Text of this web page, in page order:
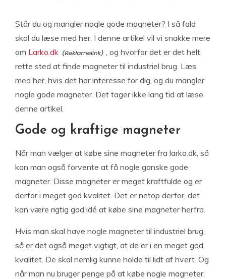
Står du og mangler nogle gode magneter? I så fald
skal du læse med her. I denne artikel vil vi snakke mere
om Larko.dk
, og hvorfor det er det helt
rette sted at finde magneter til industriel brug. Læs
med her, hvis det har interesse for dig, og du mangler
nogle gode magneter. Det tager ikke lang tid at læse
denne artikel.
Gode og kraftige magneter
Når man vælger at købe sine magneter fra larko.dk, så
kan man også forvente at få nogle ganske gode
magneter. Disse magneter er meget kraftfulde og er
derfor i meget god kvalitet. Det er netop derfor, det
kan være rigtig god idé at købe sine magneter herfra.
Hvis man skal have nogle magneter til industriel brug,
så er det også meget vigtigt, at de er i en meget god
kvalitet. De skal nemlig kunne holde til lidt af hvert. Og
når man nu bruger penge på at købe nogle magneter,